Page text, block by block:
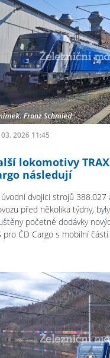
2026 11:45
lokomotivy
následují
úvodní dvojici strojů 388.027
před několika týdny,
početné dodávky
pro ČD Cargo s mobilní částí